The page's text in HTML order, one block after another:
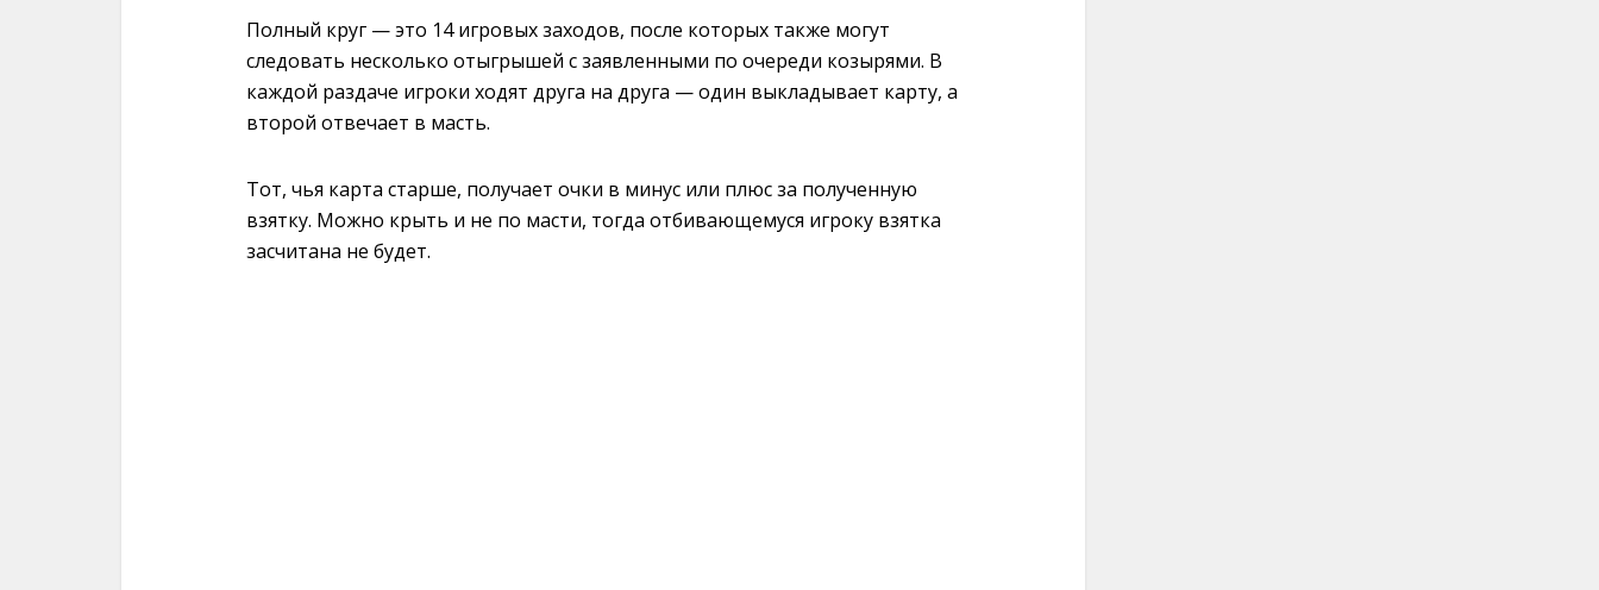
Полный круг — это 14 игровых заходов, после которых также могут
следовать несколько отыгрышей с заявленными по очереди козырями. В
каждой раздаче игроки ходят друга на друга — один выкладывает карту, а
второй отвечает в масть.
Тот, чья карта старше, получает очки в минус или плюс за полученную
взятку. Можно крыть и не по масти, тогда отбивающемуся игроку взятка
засчитана не будет.